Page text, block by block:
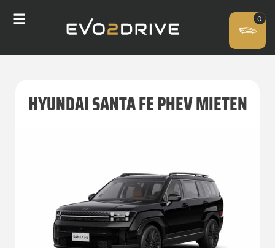
HYUNDAI SANTA FE PHEV MIETEN